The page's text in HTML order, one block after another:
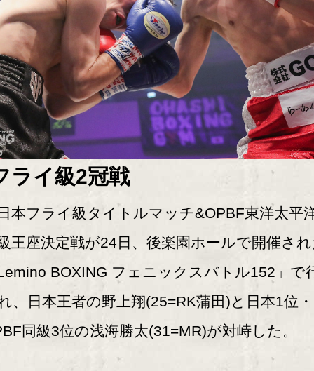
ライ級2冠戦
フライ級タイトルマッチ&OPBF東洋太平
王座決定戦が24日、後楽園ホールで開催さ
BOXING フェニックスバトル152」で
、日本王者の野上翔(25=RK蒲田)と日本1位・
同級3位の浅海勝太(31=MR)が対峙した。